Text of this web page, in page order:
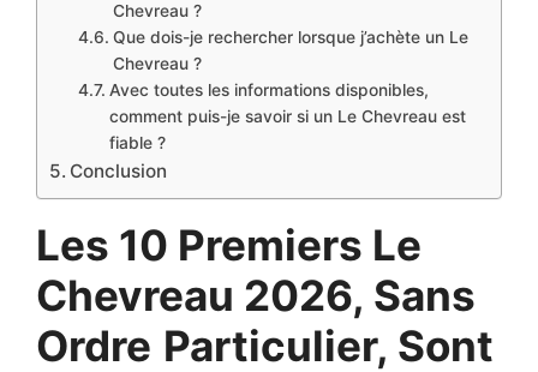
Chevreau ?
Que dois-je rechercher lorsque j’achète un Le
Chevreau ?
Avec toutes les informations disponibles,
comment puis-je savoir si un Le Chevreau est
fiable ?
Conclusion
Les 10 Premiers Le
Chevreau 2026, Sans
Ordre Particulier, Sont